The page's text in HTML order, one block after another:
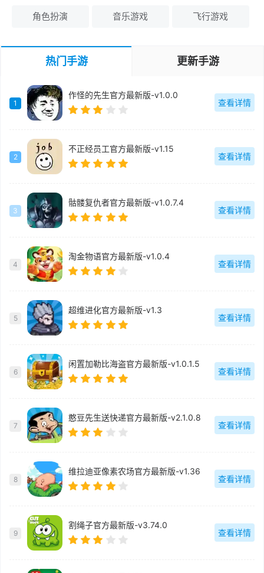
角色扮演 音乐游戏 飞行游戏
热门手游 更新手游
1
作怪的先生官方最新版-v1.0.0
查看详情
2
不正经员工官方最新版-v1.15
查看详情
3
骷髅复仇者官方最新版-v1.0.7.4
查看详情
4
淘金物语官方最新版-v1.0.4
查看详情
5
超维进化官方最新版-v1.3
查看详情
6
闲置加勒比海盗官方最新版-v1.0.1.5
查看详情
7
憨豆先生送快递官方最新版-v2.1.0.8
查看详情
8
维拉迪亚像素农场官方最新版-v1.36
查看详情
9
割绳子官方最新版-v3.74.0
查看详情